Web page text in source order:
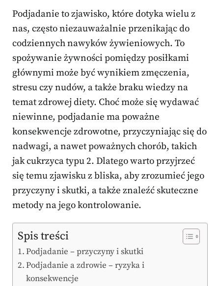
Podjadanie to zjawisko, które dotyka wielu z
nas, często niezauważalnie przenikając do
codziennych nawyków żywieniowych. To
spożywanie żywności pomiędzy posiłkami
głównymi może być wynikiem zmęczenia,
stresu czy nudów, a także braku wiedzy na
temat zdrowej diety. Choć może się wydawać
niewinne, podjadanie ma poważne
konsekwencje zdrowotne, przyczyniając się do
nadwagi, a nawet poważnych chorób, takich
jak cukrzyca typu 2. Dlatego warto przyjrzeć
się temu zjawisku z bliska, aby zrozumieć jego
przyczyny i skutki, a także znaleźć skuteczne
metody na jego kontrolowanie.
Spis treści
Podjadanie – przyczyny i skutki
Podjadanie a zdrowie – ryzyka i
konsekwencje